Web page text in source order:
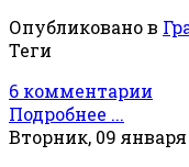
Опубликовано в
Теги
6 комментарии
Подробнее ...
Вторник, 09 января